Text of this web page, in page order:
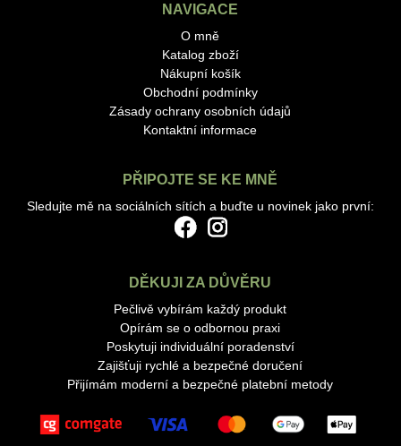
NAVIGACE
O mně
Katalog zboží
Nákupní košík
Obchodní podmínky
Zásady ochrany osobních údajů
Kontaktní informace
PŘIPOJTE SE KE MNĚ
Sledujte mě na sociálních sítích a buďte u novinek jako první:
DĚKUJI ZA DŮVĚRU
Pečlivě vybírám každý produkt
Opírám se o odbornou praxi
Poskytuji individuální poradenství
Zajišťuji rychlé a bezpečné doručení
Přijímám moderní a bezpečné platební metody